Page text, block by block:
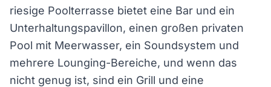
riesige Poolterrasse bietet eine Bar und ein
Unterhaltungspavillon, einen großen privaten
Pool mit Meerwasser, ein Soundsystem und
mehrere Lounging-Bereiche, und wenn das
nicht genug ist, sind ein Grill und eine